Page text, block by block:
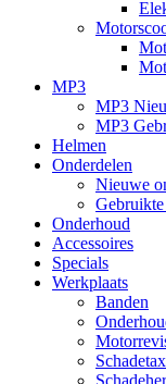
MP3
MP3
MP3
Helmen
Onderdelen
Nieuwe
Onderhoud
Accessoires
Specials
Werkplaats
Banden